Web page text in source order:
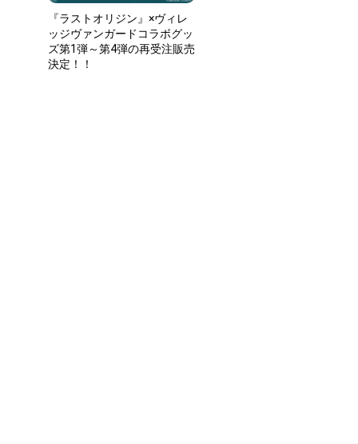
『ラストオリジン』×ヴィレ
ッジヴァンガードコラボグッ
ズ第1弾～第4弾の再受注販売
決定！！